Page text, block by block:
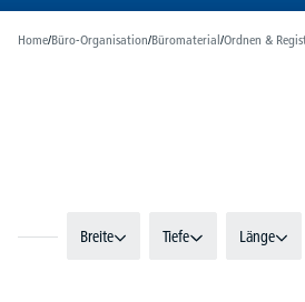
Home/Büro-Organisation/Büromaterial/Ordnen &
Breite Tiefe Länge